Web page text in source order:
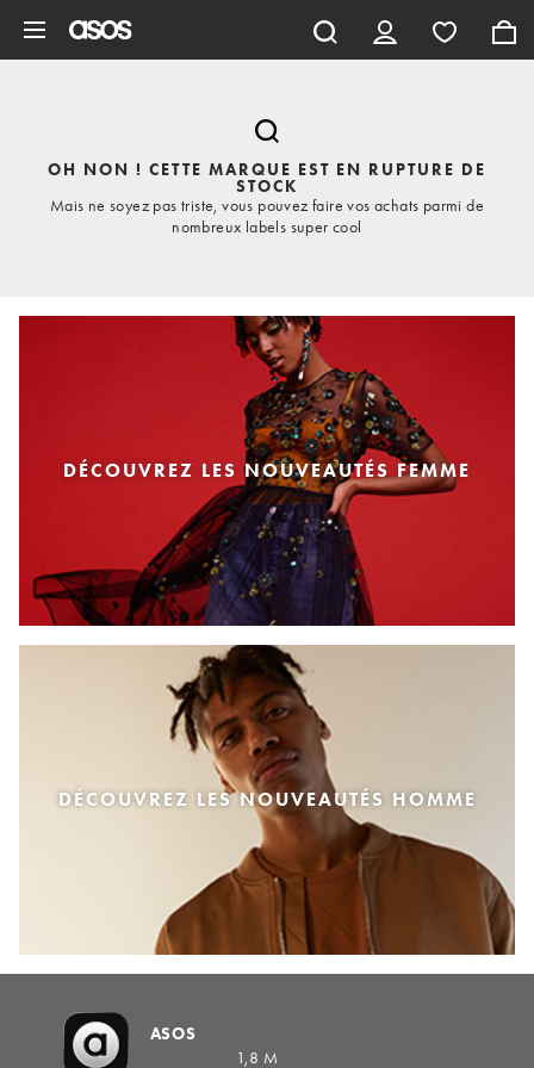
OH NON ! CETTE MARQUE EST EN RUPTURE DE
STOCK
Mais ne soyez pas triste, vous pouvez faire vos achats parmi de
nombreux labels super cool
DÉCOUVREZ LES NOUVEAUTÉS FEMME
DÉCOUVREZ LES NOUVEAUTÉS HOMME
ASOS
1,8 M